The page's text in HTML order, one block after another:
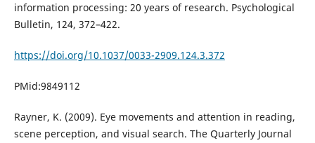
information processing: 20 years of research. Psychological
Bulletin, 124, 372–422.
https://doi.org/10.1037/0033-2909.124.3.372
PMid:9849112
Rayner, K. (2009). Eye movements and attention in reading,
scene perception, and visual search. The Quarterly Journal